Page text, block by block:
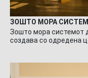
ЗОШТО МОРА
Зошто мора системот
создава со одредена